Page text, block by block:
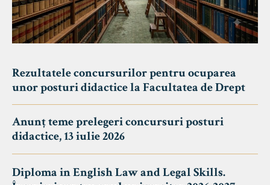
Rezultatele concursurilor pentru ocuparea
unor posturi didactice la Facultatea de Drept
Anunț teme prelegeri concursuri posturi
didactice, 13 iulie 2026
Diploma in English Law and Legal Skills.